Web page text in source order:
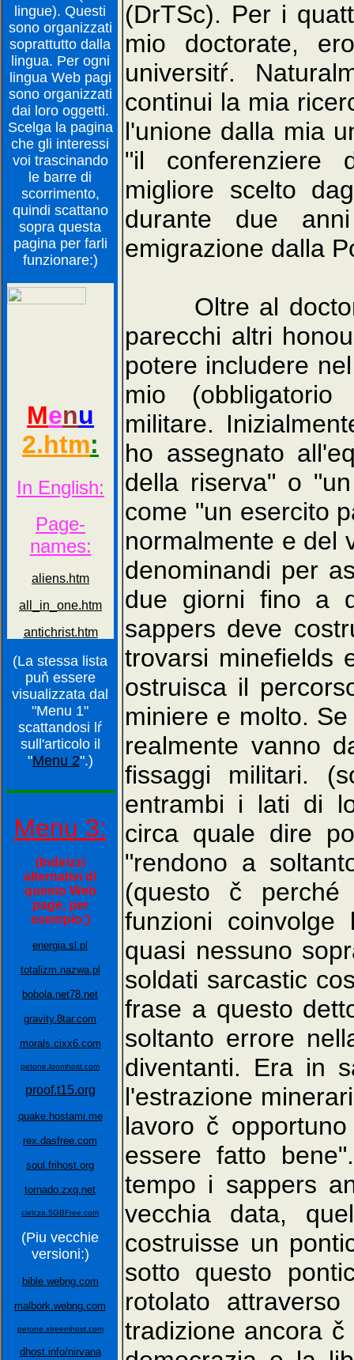
lingue). Questi
sono organizzati
soprattutto dalla
lingua. Per ogni
lingua Web pagi
sono organizzati
dai loro oggetti.
Scelga la pagina
che gli interessi
voi trascinando
le barre di
scorrimento,
quindi scattano
sopra questa
pagina per farli
funzionare:)
(La stessa lista
puň essere
visualizzata dal
"Menu 1"
scattandosi lŕ
sull'articolo il
"Menu 2".)
Menu 3:
(Indirizzi
alternativi di
questo Web
page, per
esempio:)
energia.sl.pl
totalizm.nazwa.pl
bobola.net78.net
gravity.8tar.com
morals.cixx6.com
petone.loomhost.com
proof.t15.org
quake.hostami.me
rex.dasfree.com
soul.frihost.org
tornado.zxq.net
cielcza.5GBFree.com
(Piu vecchie
versioni:)
bible.webng.com
malbork.webng.com
petone.xtreemhost.com
dhost.info/nirvana
(DrTSc). Per i
mio doctorate,
universitŕ.
continui la mia
l'unione dalla mia
"il conferenziere
migliore scelto
durante due
emigrazione dalla
Oltre al
parecchi altri
potere includere
mio
militare.
ho assegnato
della riserva" o
come "un esercito
normalmente e del
denominandi per
due giorni fino a
sappers deve
trovarsi minefields
ostruisca il
miniere e molto.
realmente vanno
fissaggi militari.
entrambi i lati di
circa quale dire
"rendono a
(questo č
funzioni coinvolge
quasi nessuno
soldati sarcastic
frase a questo
soltanto errore
diventanti. Era in
l'estrazione
lavoro č
essere fatto
tempo i sappers
vecchia data,
costruisse un
sotto questo
rotolato
tradizione ancora